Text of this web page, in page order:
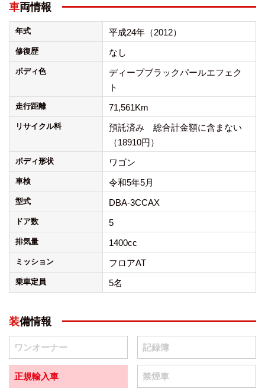
車両情報
年式 平成24年（2012）
修復歴 なし
ボディ色
ディープブラックパールエフェク
ト
走行距離 71,561Km
リサイクル料
預託済み 総合計金額に含まない
（18910円）
ボディ形状 ワゴン
車検 令和5年5月
型式 DBA-3CCAX
ドア数 5
排気量 1400cc
ミッション フロアAT
乗車定員 5名
装備情報
ワンオーナー 記録簿
正規輸入車 禁煙車